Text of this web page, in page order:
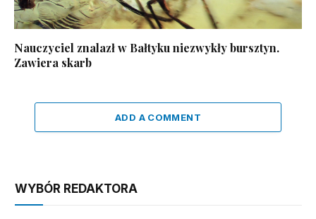
Nauczyciel znalazł w Bałtyku niezwykły bursztyn.
Zawiera skarb
ADD A COMMENT
WYBÓR REDAKTORA